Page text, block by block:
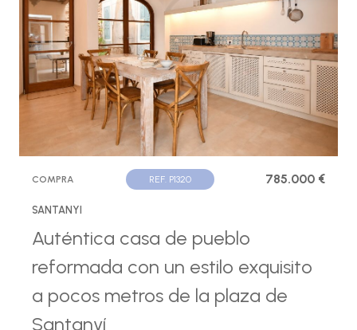
COMPRA REF. P1320 785.000 €
SANTANYI
Auténtica casa de pueblo
reformada con un estilo exquisito
a pocos metros de la plaza de
Santanyí